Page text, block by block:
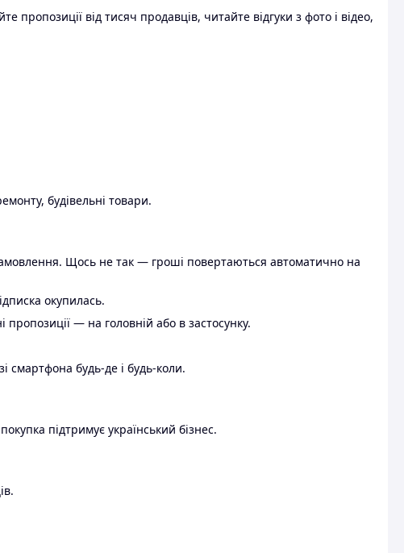
від тисяч продавців, читайте відгуки з фото і відео,
будівельні товари.
Щось не так — гроші повертаються автоматично на
окупилась.
— на головній або в застосунку.
смартфона будь-де і будь-коли.
підтримує український бізнес.